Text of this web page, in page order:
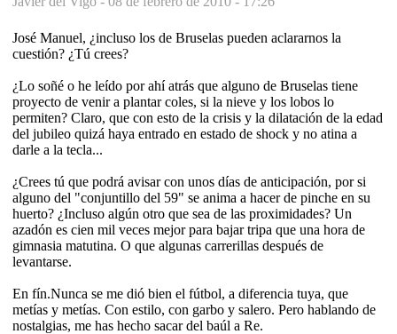
José Manuel, ¿incluso los de Bruselas pueden aclararnos la
cuestión? ¿Tú crees?
¿Lo soñé o he leído por ahí atrás que alguno de Bruselas tiene
proyecto de venir a plantar coles, si la nieve y los lobos lo
permiten? Claro, que con esto de la crisis y la dilatación de la edad
del jubileo quizá haya entrado en estado de shock y no atina a
darle a la tecla...
¿Crees tú que podrá avisar con unos días de anticipación, por si
alguno del "conjuntillo del 59" se anima a hacer de pinche en su
huerto? ¿Incluso algún otro que sea de las proximidades? Un
azadón es cien mil veces mejor para bajar tripa que una hora de
gimnasia matutina. O que algunas carrerillas después de
levantarse.
En fín.Nunca se me dió bien el fútbol, a diferencia tuya, que
metías y metías. Con estilo, con garbo y salero. Pero hablando de
nostalgias, me has hecho sacar del baúl a Re.